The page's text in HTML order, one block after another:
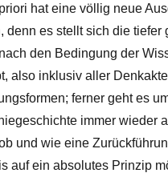
hat eine völlig neue
denn es stellt sich die tiefer
den Bedingung der
also inklusiv aller
ferner geht es
immer wieder
und wie eine
auf ein absolutes Prinzip